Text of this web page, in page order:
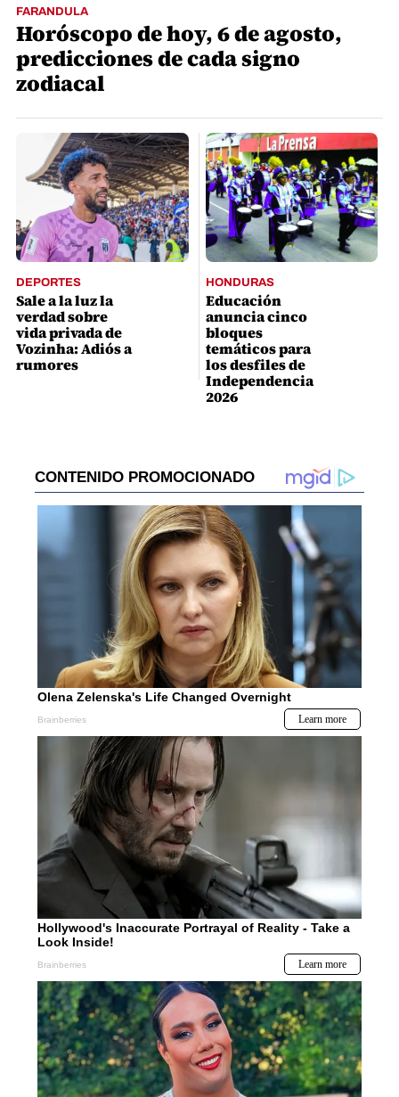
FARANDULA
Horóscopo de hoy, 6 de agosto,
predicciones de cada signo
zodiacal
DEPORTES
Sale a la luz la
verdad sobre
vida privada de
Vozinha: Adiós a
rumores
HONDURAS
Educación
anuncia cinco
bloques
temáticos para
los desfiles de
Independencia
2026